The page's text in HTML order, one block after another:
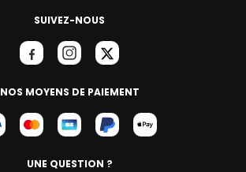
SUIVEZ-NOUS
NOS MOYENS DE PAIEMENT
UNE QUESTION ?